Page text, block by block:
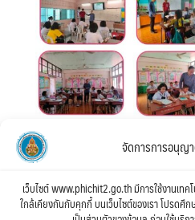
จัดการการอนุญ
เว็บไซต์ www.phichit2.go.th มีการใช้งานเท
ใกล้เคียงกันกับคุกกี้ บนเว็บไซต์ของเรา โปรดศึ